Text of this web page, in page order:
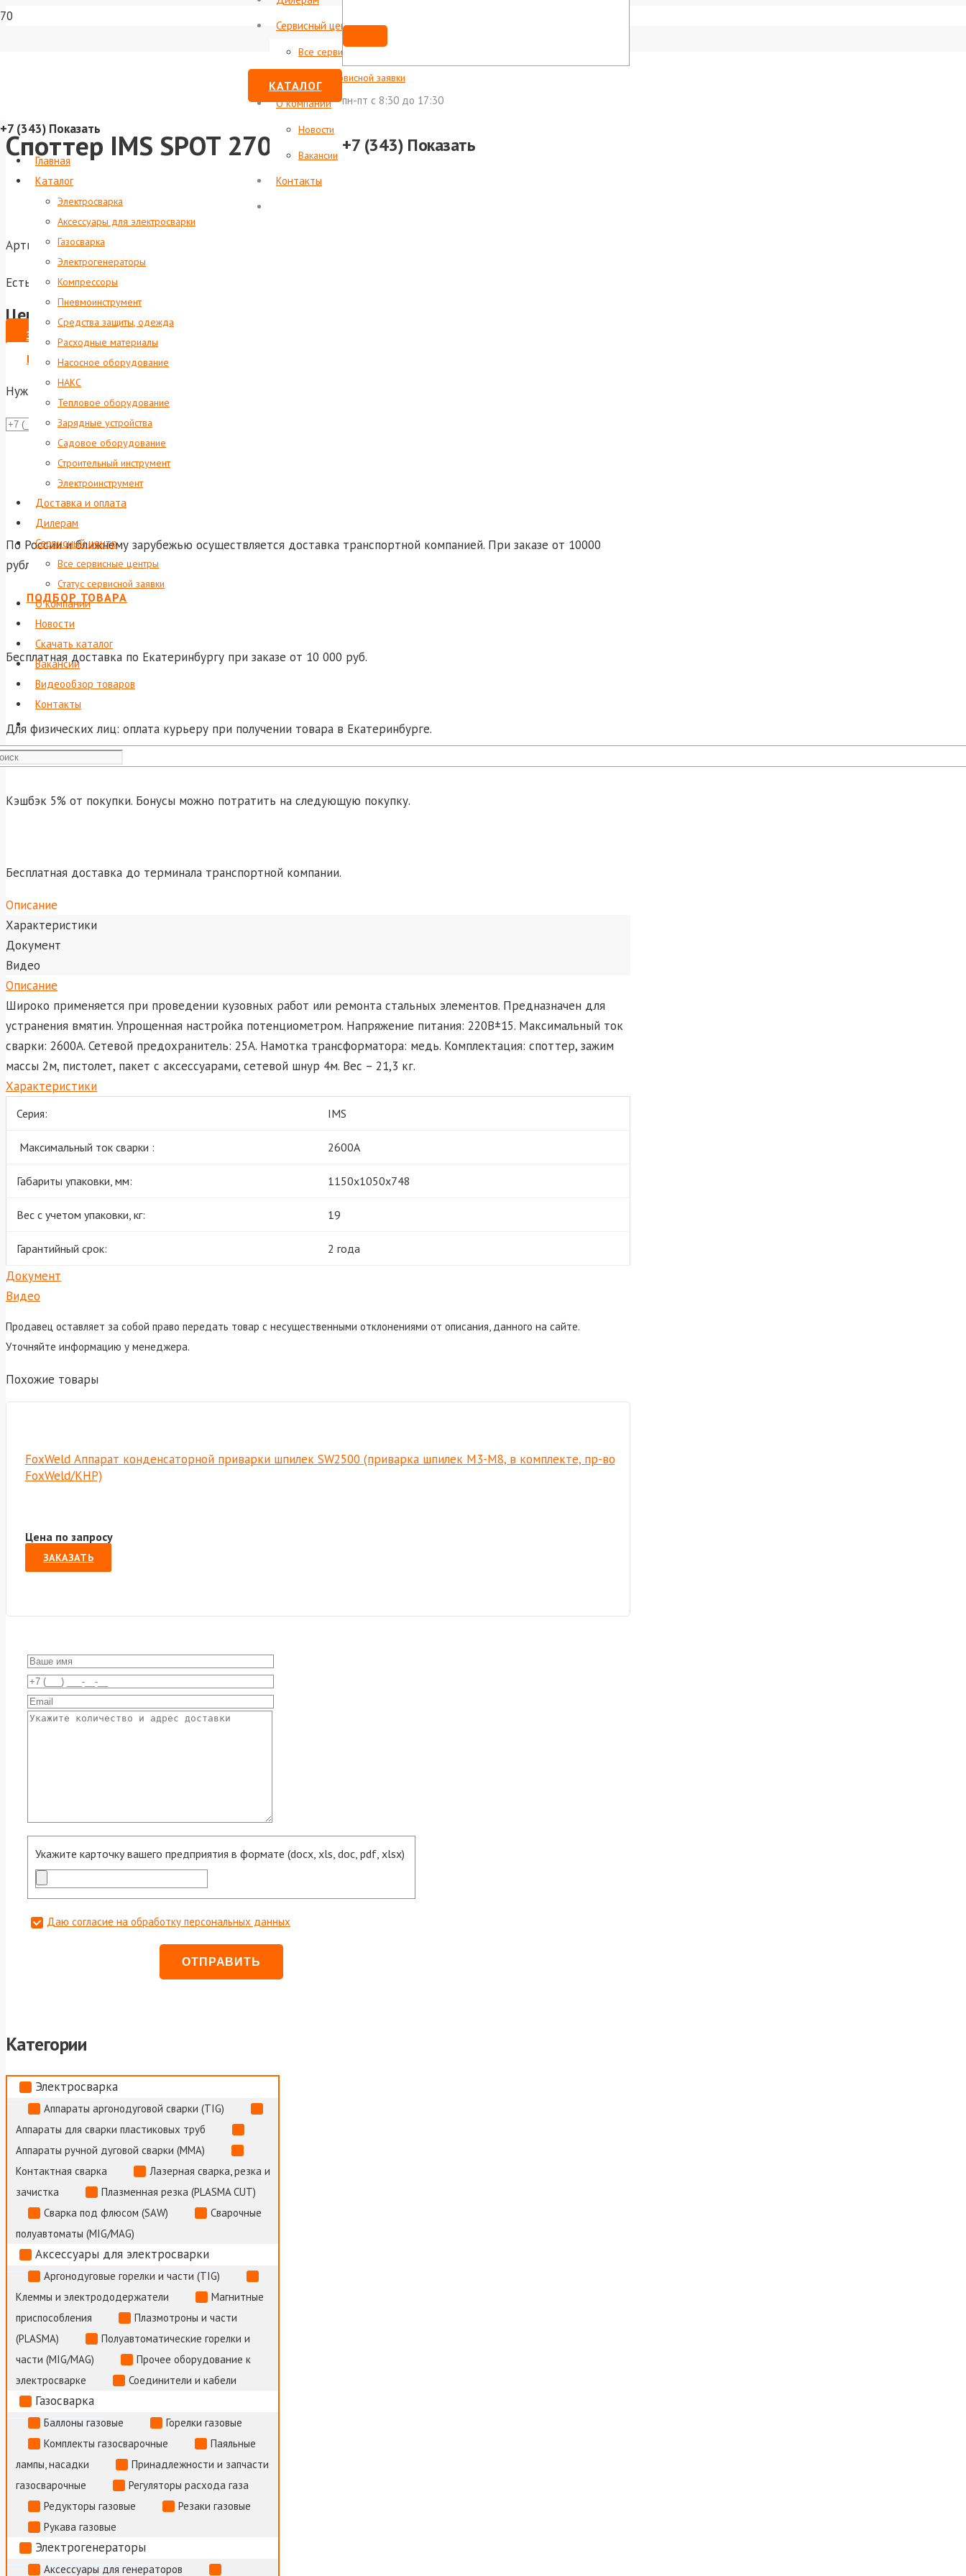
Сервисный центр
Все сервисные центры
Статус сервисной заявки
О компании
Новости
Вакансии
Контакты
КАТАЛОГ
пн-пт c 8:30 до 17:30
+7 (343) Показать
+7 (343) Показать
Главная
Каталог
Электросварка
Аксессуары для электросварки
Газосварка
Электрогенераторы
Компрессоры
Пневмоинструмент
Средства защиты, одежда
Расходные материалы
Насосное оборудование
НАКС
Тепловое оборудование
Зарядные устройства
Садовое оборудование
Строительный инструмент
Электроинструмент
Доставка и оплата
Дилерам
Сервисный центр
Все сервисные центры
Статус сервисной заявки
О компании
Новости
Скачать каталог
Вакансии
Видеообзор товаров
Контакты
Споттер IMS SPOT 2702
Артикул: foxweld-6786
Есть в наличии
Цена по запросу
ЗАКАЗАТЬ
ВЫПИСАТЬ СЧЕТ НА ЮР. ЛИЦО
Нужна консультация?
По России и ближнему зарубежью осуществляется доставка транспортной компанией. При заказе от 10000
рублей доставка по Екатеринбургу и до терминала транспортной компании бесплатно.
ПОДБОР ТОВАРА
Бесплатная доставка по Екатеринбургу при заказе от 10 000 руб.
Для физических лиц: оплата курьеру при получении товара в Екатеринбурге.
Кэшбэк 5% от покупки. Бонусы можно потратить на следующую покупку.
Бесплатная доставка до терминала транспортной компании.
Описание
Характеристики
Документ
Видео
Описание
Широко применяется при проведении кузовных работ или ремонта стальных элементов. Предназначен для
устранения вмятин. Упрощенная настройка потенциометром. Напряжение питания: 220В±15. Максимальный ток
сварки: 2600А. Сетевой предохранитель: 25А. Намотка трансформатора: медь. Комплектация: споттер, зажим
массы 2м, пистолет, пакет с аксессуарами, сетевой шнур 4м. Вес – 21,3 кг.
Характеристики
Серия: IMS
Максимальный ток сварки : 2600А
Габариты упаковки, мм: 1150х1050х748
Вес с учетом упаковки, кг: 19
Гарантийный срок: 2 года
Документ
Видео
Продавец оставляет за собой право передать товар с несущественными отклонениями от описания, данного на сайте.
Уточняйте информацию у менеджера.
Похожие товары
FoxWeld Аппарат конденсаторной приварки шпилек SW2500 (приварка шпилек M3-M8, в комплекте, пр-во
FoxWeld/КНР)
Цена по запросу
ЗАКАЗАТЬ
Укажите карточку вашего предприятия в формате (docx, xls, doc, pdf, xlsx)
Даю согласие на обработку персональных данных
Категории
Электросварка
Аппараты аргонодуговой сварки (TIG)
Аппараты для сварки пластиковых труб
Аппараты ручной дуговой сварки (MMA)
Контактная сварка
Лазерная сварка, резка и
зачистка
Плазменная резка (PLASMA CUT)
Сварка под флюсом (SAW)
Сварочные
полуавтоматы (MIG/MAG)
Аксессуары для электросварки
Аргонодуговые горелки и части (TIG)
Клеммы и электрододержатели
Магнитные
приспособления
Плазмотроны и части
(PLASMA)
Полуавтоматические горелки и
части (MIG/MAG)
Прочее оборудование к
электросварке
Соединители и кабели
Газосварка
Баллоны газовые
Горелки газовые
Комплекты газосварочные
Паяльные
лампы, насадки
Принадлежности и запчасти
газосварочные
Регуляторы расхода газа
Редукторы газовые
Резаки газовые
Рукава газовые
Электрогенераторы
Аксессуары для генераторов